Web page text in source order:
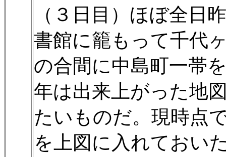
（３日目）ほぼ全日
書館に籠もって千代
の合間に中島町一帯
年は出来上がった地
たいものだ。現時点
を上図に入れておい